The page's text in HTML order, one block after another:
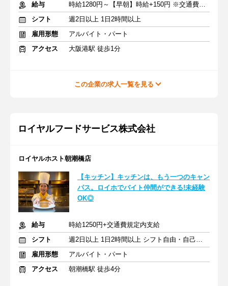
給与
時給1280円～【早朝】時給+150円 ※交通費支給
シフト
週2日以上 1日2時間以上
雇用形態
アルバイト・パート
アクセス
大阪港駅 徒歩1分
この企業の求人一覧を見る
ロイヤルフードサービス株式会社
ロイヤルホスト朝潮橋店
【キッチン】キッチンは、もう一つのキャン
パス。ロイホでバイト仲間ができる!未経験
OK◎
給与
時給1250円+交通費規定内支給
シフト
週2日以上 1日2時間以上 シフト自由・自己申告
雇用形態
アルバイト・パート
アクセス
朝潮橋駅 徒歩4分